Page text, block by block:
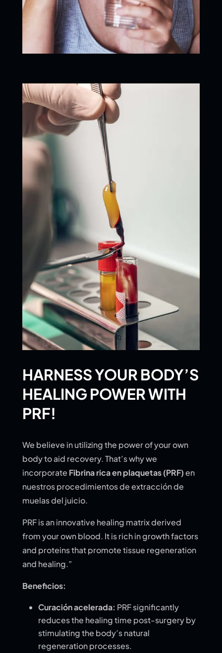
HARNESS YOUR BODY’S
HEALING POWER WITH
PRF!
We believe in utilizing the power of your own
body to aid recovery. That’s why we
incorporate Fibrina rica en plaquetas (PRF)en
nuestros procedimientos de extracción de
muelas del juicio.
PRF is an innovative healing matrix derived
from your own blood. It is rich in growth factors
and proteins that promote tissue regeneration
and healing.”
Beneficios:
Curación acelerada: PRF significantly
reduces the healing time post-surgery by
stimulating the body’s natural
regeneration processes.